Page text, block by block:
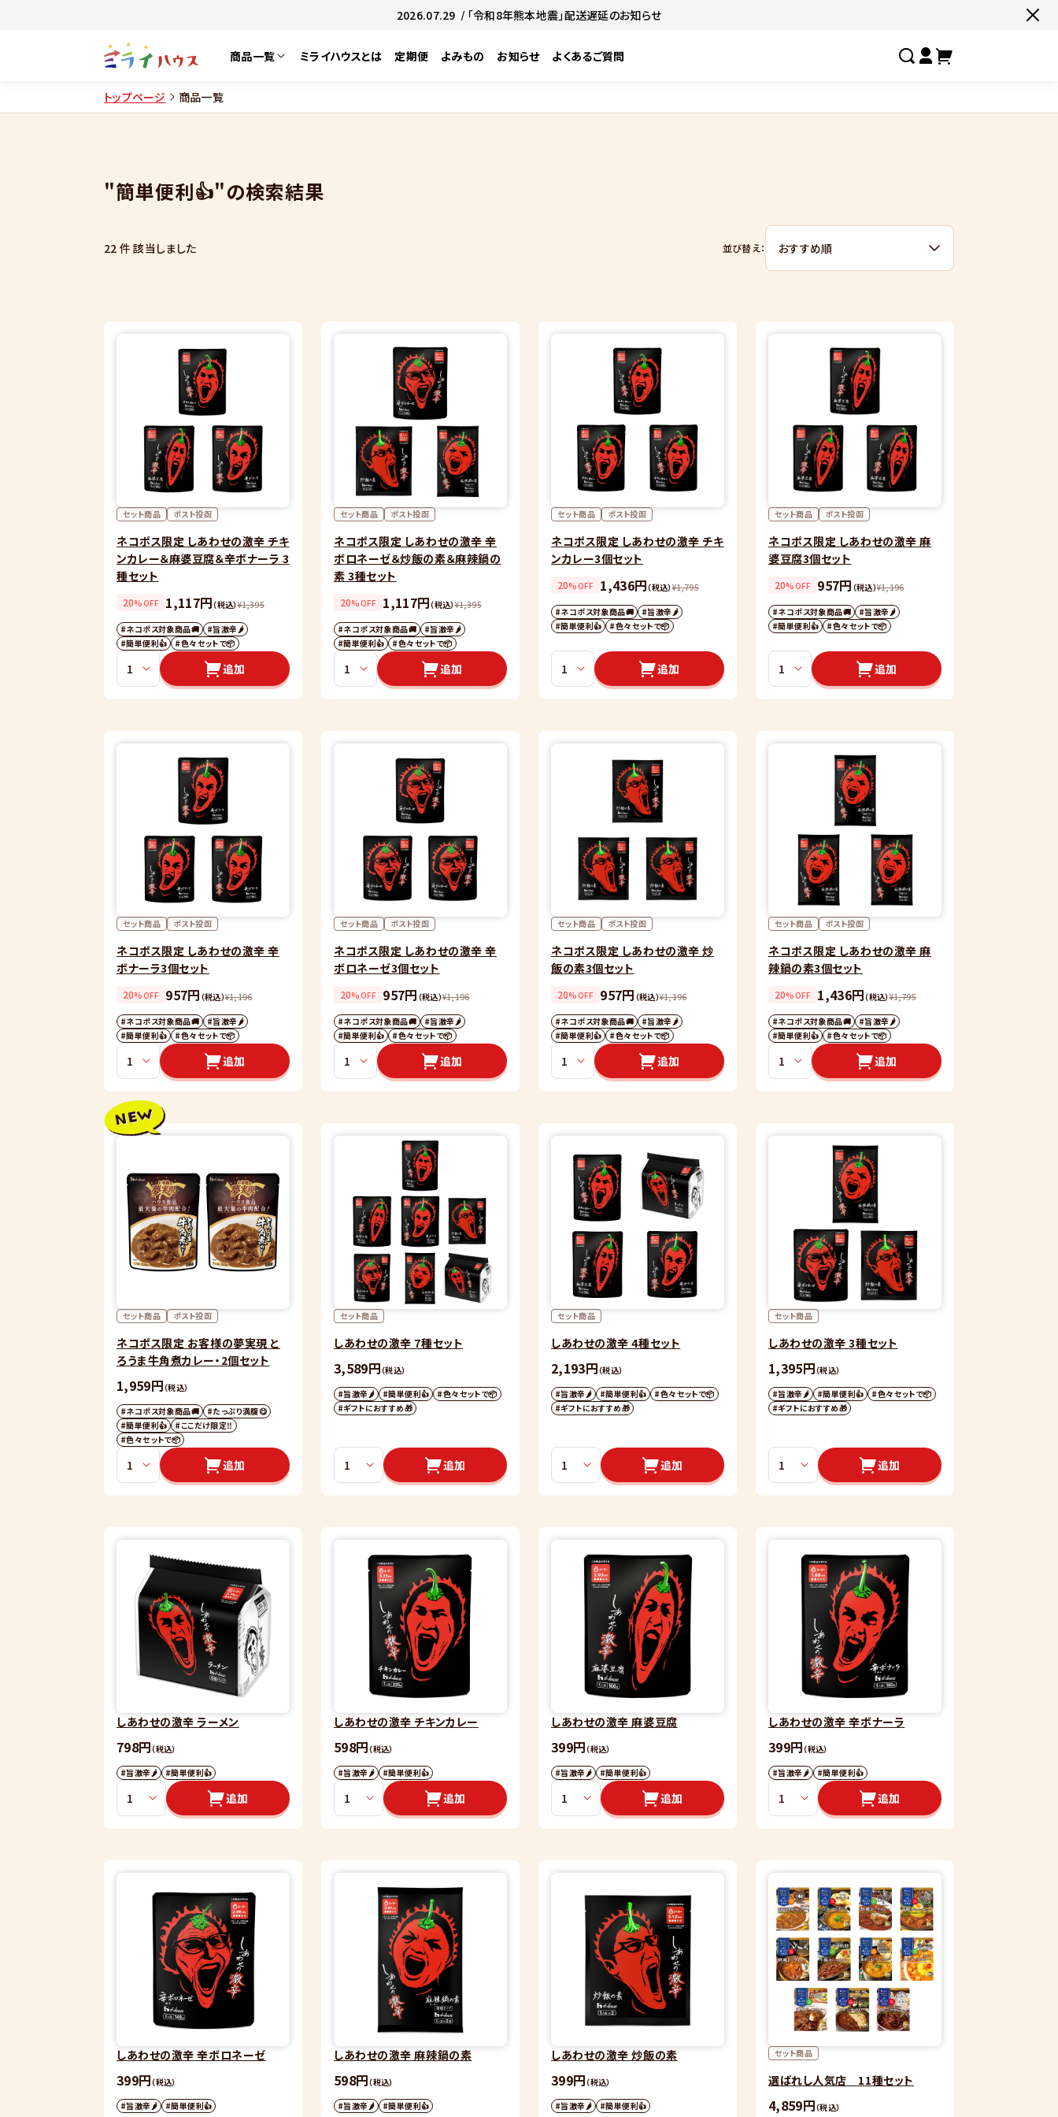
2026.07.29 / 「令和8年熊本地震」配送遅延のお知らせ
商品一覧
選ばれし人気店
ミライハウスとは 定期便 よみもの お知らせ よくあるご質問
トップページ 商品一覧
"簡単便利👍"の検索結果
22 件該当しました 並び替え：
セット商品 ポスト投函
ネコポス限定 しあわせの激辛 チキ
ンカレー＆麻婆豆腐＆辛ボナーラ 3
種セット
20%OFF 1,117円（税込）¥1,395
#ネコポス対象商品🚚
#旨激辛🌶
#簡単便利👍
#色々セットで📦
追加
セット商品 ポスト投函
ネコポス限定 しあわせの激辛 辛
ボロネーゼ＆炒飯の素＆麻辣鍋の
素 3種セット
20%OFF 1,117円（税込）¥1,395
#ネコポス対象商品🚚
#旨激辛🌶
#簡単便利👍
#色々セットで📦
追加
セット商品 ポスト投函
ネコポス限定 しあわせの激辛 チキ
ンカレー3個セット
20%OFF 1,436円（税込）¥1,795
#ネコポス対象商品🚚
#旨激辛🌶
#簡単便利👍
#色々セットで📦
追加
セット商品 ポスト投函
ネコポス限定 しあわせの激辛 麻
婆豆腐3個セット
20%OFF 957円 （税込）¥1,196
#ネコポス対象商品🚚
#旨激辛🌶
#簡単便利👍
#色々セットで📦
追加
セット商品 ポスト投函
ネコポス限定 しあわせの激辛 辛
ボナーラ3個セット
20%OFF 957円 （税込）¥1,196
#ネコポス対象商品🚚
#旨激辛🌶
#簡単便利👍
#色々セットで📦
追加
セット商品 ポスト投函
ネコポス限定 しあわせの激辛 辛
ボロネーゼ3個セット
20%OFF 957円 （税込）¥1,196
#ネコポス対象商品🚚
#旨激辛🌶
#簡単便利👍
#色々セットで📦
追加
セット商品 ポスト投函
ネコポス限定 しあわせの激辛 炒
飯の素3個セット
20%OFF 957円 （税込）¥1,196
#ネコポス対象商品🚚
#旨激辛🌶
#簡単便利👍
#色々セットで📦
追加
セット商品 ポスト投函
ネコポス限定 しあわせの激辛 麻
辣鍋の素3個セット
20%OFF 1,436円（税込）¥1,795
#ネコポス対象商品🚚
#旨激辛🌶
#簡単便利👍
#色々セットで📦
追加
セット商品 ポスト投函
ネコポス限定 お客様の夢実現 と
ろうま牛角煮カレー・2個セット
1,959円（税込）
#ネコポス対象商品🚚
#たっぷり満腹😋
#簡単便利👍
#ここだけ限定‼️
#色々セットで📦
追加
セット商品
しあわせの激辛 7種セット
3,589円（税込）
#旨激辛🌶
#簡単便利👍
#色々セットで📦
#ギフトにおすすめ🎁
追加
セット商品
しあわせの激辛 4種セット
2,193円（税込）
#旨激辛🌶
#簡単便利👍
#色々セットで📦
#ギフトにおすすめ🎁
追加
セット商品
しあわせの激辛 3種セット
1,395円（税込）
#旨激辛🌶
#簡単便利👍
#色々セットで📦
#ギフトにおすすめ🎁
追加
しあわせの激辛 ラーメン
798円（税込）
#旨激辛🌶
#簡単便利👍
追加
しあわせの激辛 チキンカレー
598円（税込）
#旨激辛🌶
#簡単便利👍
追加
しあわせの激辛 麻婆豆腐
399円（税込）
#旨激辛🌶
#簡単便利👍
追加
しあわせの激辛 辛ボナーラ
399円（税込）
#旨激辛🌶
#簡単便利👍
追加
しあわせの激辛 辛ボロネーゼ
399円（税込）
#旨激辛🌶
#簡単便利👍
しあわせの激辛 麻辣鍋の素
598円（税込）
#旨激辛🌶
#簡単便利👍
しあわせの激辛 炒飯の素
399円（税込）
#旨激辛🌶
#簡単便利👍
セット商品
選ばれし人気店 11種セット
4,859円（税込）